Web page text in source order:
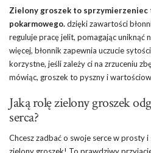
Zielony groszek to sprzymierzeniec
pokarmowego.dzięki zawartości
reguluje pracę jelit, pomagając uniknąć
więcej, błonnik zapewnia uczucie
korzystne, jeśli zależy ci na zrzuceniu
mówiąc, groszek to pyszny i
Jaką rolę zielony groszek
serca?
Chcesz zadbać o swoje serce w prosty